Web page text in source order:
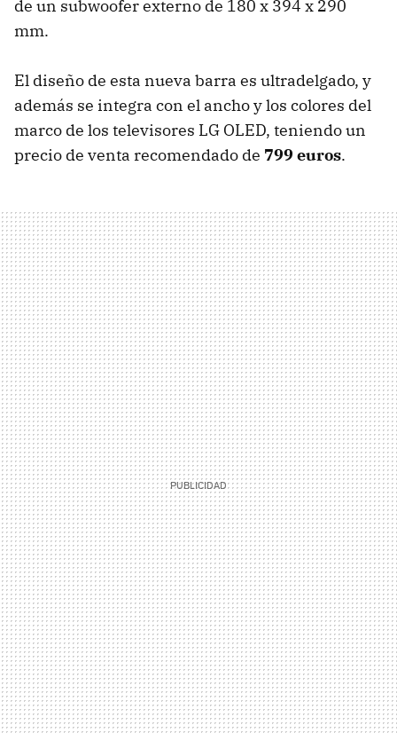
de un subwoofer externo de 180 x 394 x 290
mm.
El diseño de esta nueva barra es ultradelgado, y
además se integra con el ancho y los colores del
marco de los televisores LG OLED, teniendo un
precio de venta recomendado de 799 euros.